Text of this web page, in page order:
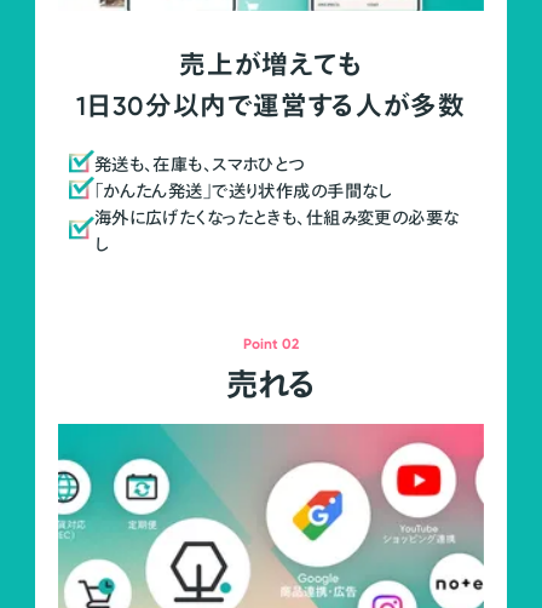
売上が増えても
1日30分以内で運営する人が多数
発送も、在庫も、スマホひとつ
「かんたん発送」で送り状作成の手間なし
海外に広げたくなったときも、仕組み変更の必要な
し
Point 02
売れる